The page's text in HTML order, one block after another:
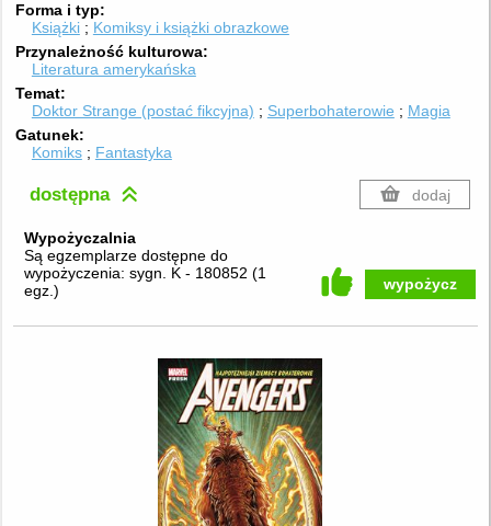
Forma i typ
Książki
Komiksy i książki obrazkowe
Przynależność kulturowa
Literatura amerykańska
Temat
Doktor Strange (postać fikcyjna)
Superbohaterowie
Magia
Gatunek
Komiks
Fantastyka
dostępna dodaj
Wypożyczalnia
Są egzemplarze dostępne do
wypożyczenia: sygn. K - 180852 (1
egz. ) wypożycz